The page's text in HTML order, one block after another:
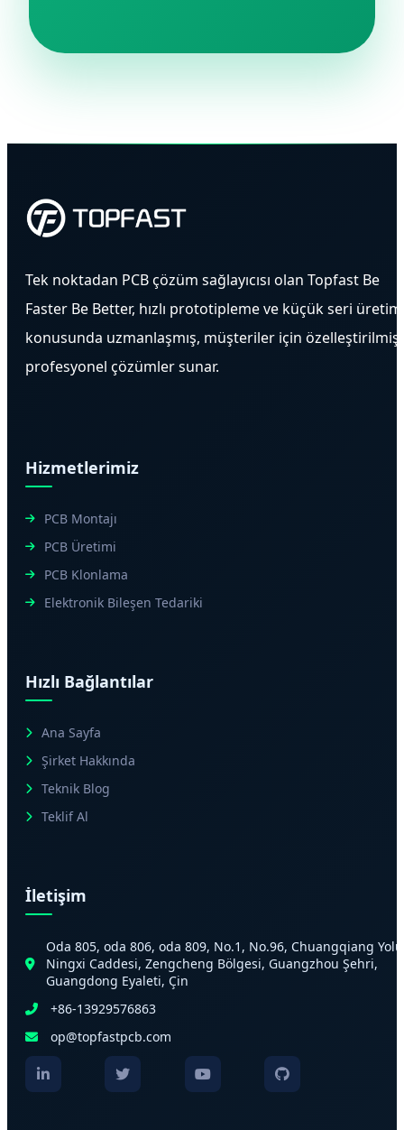
Tek noktadan PCB çözüm sağlayıcısı olan Topfast Be
Faster Be Better, hızlı prototipleme ve küçük seri üretim
konusunda uzmanlaşmış, müşteriler için özelleştirilmiş
profesyonel çözümler sunar.
Hizmetlerimiz
PCB Montajı
PCB Üretimi
PCB Klonlama
Elektronik Bileşen Tedariki
Hızlı Bağlantılar
Ana Sayfa
Şirket Hakkında
Teknik Blog
Teklif Al
İletişim
Oda 805, oda 806, oda 809, No.1, No.96, Chuangqiang
Ningxi Caddesi, Zengcheng Bölgesi, Guangzhou Şehri,
Guangdong Eyaleti, Çin
+86-13929576863
op@topfastpcb.com